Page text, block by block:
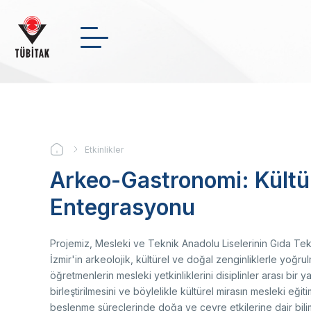
içeriğe
KURUMSAL
DESTEKLER
BURSLAR
Haber Arşivi
Video Arşivi
Sayfa
yolu
Etkinlikler
Arkeo-Gastronomi:
Entegrasyonu
Projemiz, Mesleki ve Teknik Anadolu Liselerinin Gıda
İzmir'in arkeolojik, kültürel ve doğal zenginliklerle
öğretmenlerin mesleki yetkinliklerini disiplinler arası bir
birleştirilmesini ve böylelikle kültürel mirasın mesleki
beslenme süreçlerinde doğa ve çevre etkilerine dair